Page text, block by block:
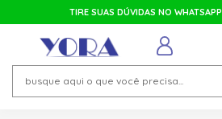
TIRE SUAS DÚVIDAS NO WHATSAPP